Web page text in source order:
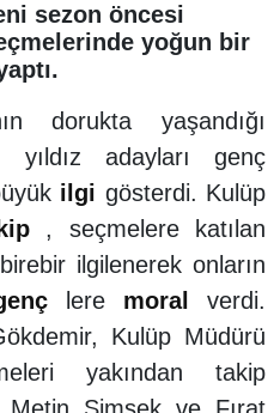
sezon öncesi
yoğun bir
dorukta yaşandığı
yıldız adayları genç
ilgi gösterdi. Kulüp
, seçmelere katılan
ilgilenerek onların
lere moral
verdi.
Kulüp Müdürü
yakından takip